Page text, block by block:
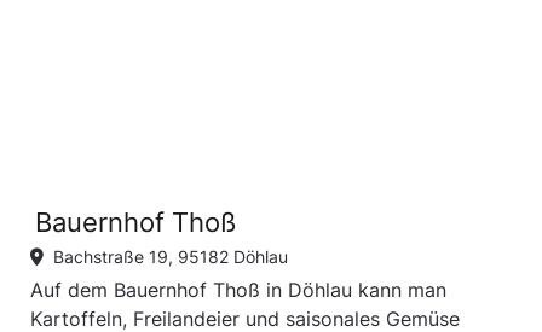
Bauernhof Thoß
Bachstraße 19, 95182 Döhlau
Auf dem Bauernhof Thoß in Döhlau kann man
Kartoffeln, Freilandeier und saisonales Gemüse